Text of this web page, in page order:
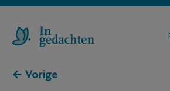
← Vorige